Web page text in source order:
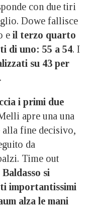
con due tiri
Dowe fallisce
e il terzo quarto
di uno: 55 a 54. I
su 43 per
.
i primi due
apre una una
alla fine decisivo,
da
Time out
Baldasso si
importantissimi
alza le mani